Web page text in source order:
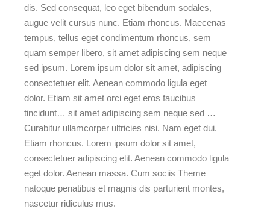
dis. Sed consequat, leo eget bibendum sodales,
augue velit cursus nunc. Etiam rhoncus. Maecenas
tempus, tellus eget condimentum rhoncus, sem
quam semper libero, sit amet adipiscing sem neque
sed ipsum. Lorem ipsum dolor sit amet, adipiscing
consectetuer elit. Aenean commodo ligula eget
dolor. Etiam sit amet orci eget eros faucibus
tincidunt… sit amet adipiscing sem neque sed …
Curabitur ullamcorper ultricies nisi. Nam eget dui.
Etiam rhoncus. Lorem ipsum dolor sit amet,
consectetuer adipiscing elit. Aenean commodo ligula
eget dolor. Aenean massa. Cum sociis Theme
natoque penatibus et magnis dis parturient montes,
nascetur ridiculus mus.